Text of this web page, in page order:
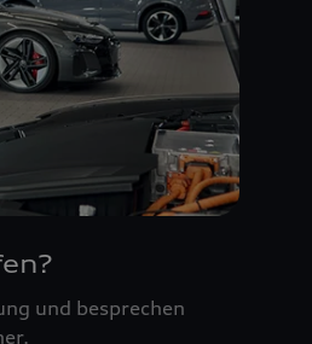
und besprechen